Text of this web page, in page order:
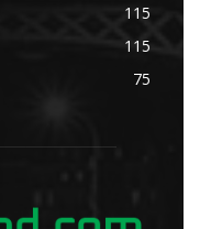
115
115
75